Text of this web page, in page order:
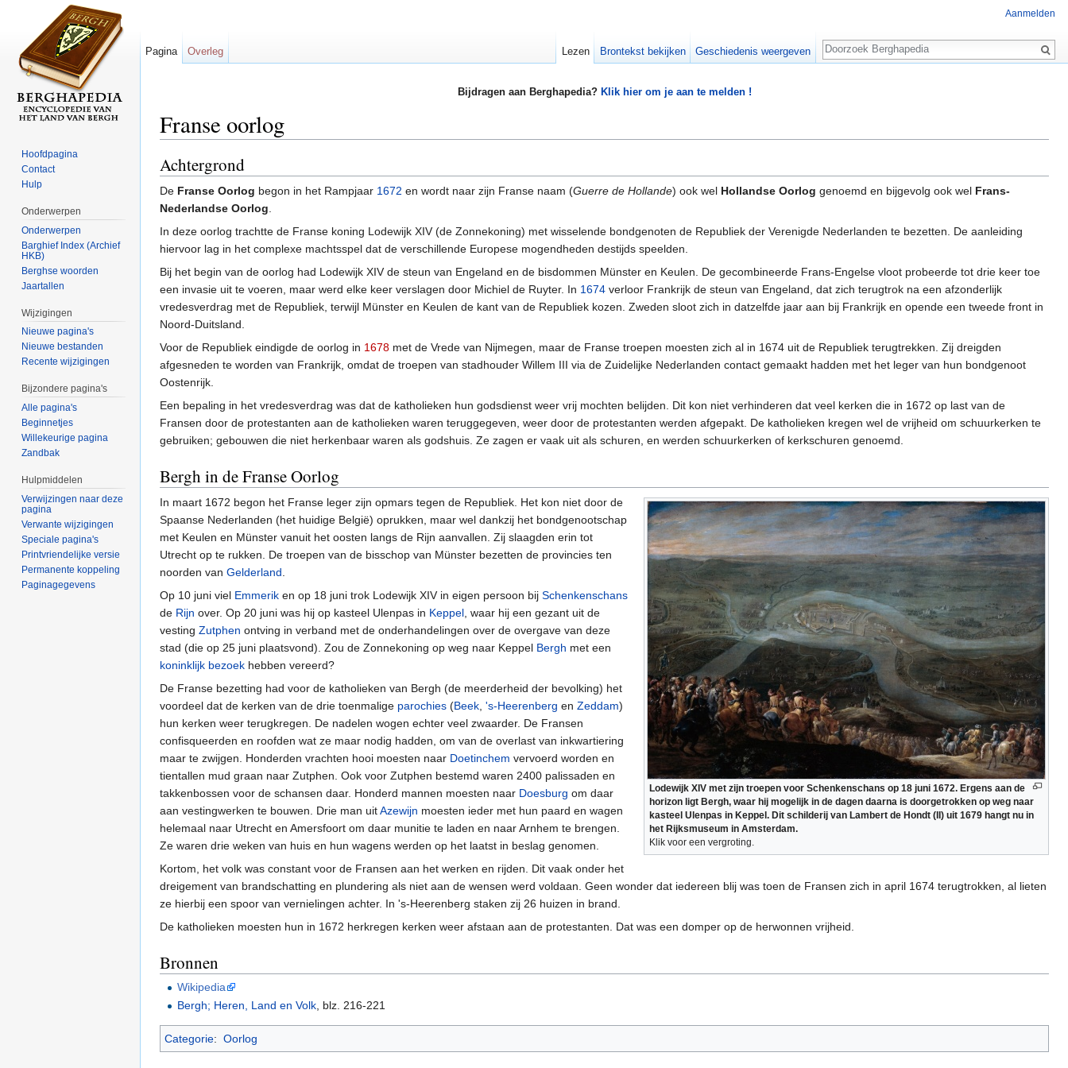
Bijdragen aan Berghapedia? Klik hier om je aan te melden !
Franse oorlog
Achtergrond
De Franse Oorlog begon in het Rampjaar 1672 en wordt naar zijn Franse naam (Guerre de Hollande) ook wel Hollandse Oorlog genoemd en bijgevolg ook wel Frans-
Nederlandse Oorlog
In deze oorlog trachtte de Franse koning Lodewijk XIV (de Zonnekoning) met wisselende bondgenoten de Republiek der Verenigde Nederlanden te bezetten. De aanleiding
hiervoor lag in het complexe machtsspel dat de verschillende Europese mogendheden destijds speelden.
Bij het begin van de oorlog had Lodewijk XIV de steun van Engeland en de bisdommen Münster en Keulen. De gecombineerde Frans-Engelse vloot probeerde tot drie keer toe
een invasie uit te voeren, maar werd elke keer verslagen door Michiel de Ruyter. In 1674 verloor Frankrijk de steun van Engeland, dat zich terugtrok na een afzonderlijk
vredesverdrag met de Republiek, terwijl Münster en Keulen de kant van de Republiek kozen. Zweden sloot zich in datzelfde jaar aan bij Frankrijk en opende een tweede front in
Noord-Duitsland.
Voor de Republiek eindigde de oorlog in 1678 met de Vrede van Nijmegen, maar de Franse troepen moesten zich al in 1674 uit de Republiek terugtrekken. Zij dreigden
afgesneden te worden van Frankrijk, omdat de troepen van stadhouder Willem III via de Zuidelijke Nederlanden contact gemaakt hadden met het leger van hun bondgenoot
Oostenrijk.
Een bepaling in het vredesverdrag was dat de katholieken hun godsdienst weer vrij mochten belijden. Dit kon niet verhinderen dat veel kerken die in 1672 op last van de
Fransen door de protestanten aan de katholieken waren teruggegeven, weer door de protestanten werden afgepakt. De katholieken kregen wel de vrijheid om schuurkerken te
gebruiken; gebouwen die niet herkenbaar waren als godshuis. Ze zagen er vaak uit als schuren, en werden schuurkerken of kerkschuren genoemd.
Bergh in de Franse Oorlog
Lodewijk XIV met zijn troepen voor Schenkenschans op 18 juni 1672. Ergens aan de
horizon ligt Bergh, waar hij mogelijk in de dagen daarna is doorgetrokken op weg naar
kasteel Ulenpas in Keppel. Dit schilderij van Lambert de Hondt (II) uit 1679 hangt nu in
het Rijksmuseum in Amsterdam.
Klik voor een vergroting.
In maart 1672 begon het Franse leger zijn opmars tegen de Republiek. Het kon niet door de
Spaanse Nederlanden (het huidige België) oprukken, maar wel dankzij het bondgenootschap
met Keulen en Münster vanuit het oosten langs de Rijn aanvallen. Zij slaagden erin tot
Utrecht op te rukken. De troepen van de bisschop van Münster bezetten de provincies ten
noorden van Gelderland
Op 10 juni viel Emmerik en op 18 juni trok Lodewijk XIV in eigen persoon bij Schenkenschans
de Rijn over. Op 20 juni was hij op kasteel Ulenpas in Keppel , waar hij een gezant uit de
vesting Zutphen ontving in verband met de onderhandelingen over de overgave van deze
stad (die op 25 juni plaatsvond). Zou de Zonnekoning op weg naar Keppel Bergh met een
koninklijk bezoek hebben vereerd?
De Franse bezetting had voor de katholieken van Bergh (de meerderheid der bevolking) het
voordeel dat de kerken van de drie toenmalige parochies (Beek 's-Heerenberg en Zeddam)
hun kerken weer terugkregen. De nadelen wogen echter veel zwaarder. De Fransen
confisqueerden en roofden wat ze maar nodig hadden, om van de overlast van inkwartiering
maar te zwijgen. Honderden vrachten hooi moesten naar Doetinchem vervoerd worden en
tientallen mud graan naar Zutphen. Ook voor Zutphen bestemd waren 2400 palissaden en
takkenbossen voor de schansen daar. Honderd mannen moesten naar Doesburg om daar
aan vestingwerken te bouwen. Drie man uitAzewijn moesten ieder met hun paard en wagen
helemaal naar Utrecht en Amersfoort om daar munitie te laden en naar Arnhem te brengen.
Ze waren drie weken van huis en hun wagens werden op het laatst in beslag genomen.
Kortom, het volk was constant voor de Fransen aan het werken en rijden. Dit vaak onder het
dreigement van brandschatting en plundering als niet aan de wensen werd voldaan. Geen wonder dat iedereen blij was toen de Fransen zich in april 1674 terugtrokken, al lieten
ze hierbij een spoor van vernielingen achter. In 's-Heerenberg staken zij 26 huizen in brand.
De katholieken moesten hun in 1672 herkregen kerken weer afstaan aan de protestanten. Dat was een domper op de herwonnen vrijheid.
Bronnen
Wikipedia
Bergh; Heren, Land en Volk, blz. 216-221
Categorie: Oorlog
Aanmelden
Pagina Overleg Lezen Brontekst bekijken Geschiedenis weergeven
Zoeken
Hoofdpagina
Contact
Hulp
Onderwerpen
Onderwerpen
Barghief Index (Archief
HKB)
Berghse woorden
Jaartallen
Wijzigingen
Nieuwe pagina's
Nieuwe bestanden
Recente wijzigingen
Bijzondere pagina's
Alle pagina's
Beginnetjes
Willekeurige pagina
Zandbak
Hulpmiddelen
Verwijzingen naar deze
pagina
Verwante wijzigingen
Speciale pagina's
Printvriendelijke versie
Permanente koppeling
Paginagegevens